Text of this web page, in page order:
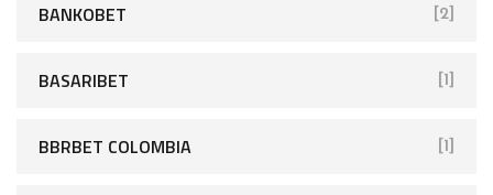
BANKOBET [2]
BASARIBET [1]
BBRBET COLOMBIA [1]